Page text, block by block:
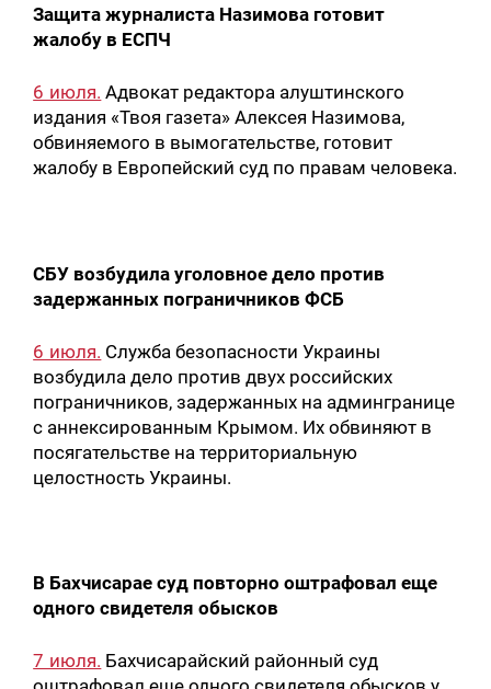
Защита журналиста Назимова готовит
жалобу в ЕСПЧ
6 июля. Адвокат редактора алуштинского
издания «Твоя газета» Алексея Назимова,
обвиняемого в вымогательстве, готовит
жалобу в Европейский суд по правам человека.
СБУ возбудила уголовное дело против
задержанных пограничников ФСБ
6 июля. Служба безопасности Украины
возбудила дело против двух российских
пограничников, задержанных на админгранице
с аннексированным Крымом. Их обвиняют в
посягательстве на территориальную
целостность Украины.
В Бахчисарае суд повторно оштрафовал еще
одного свидетеля обысков
7 июля. Бахчисарайский районный суд